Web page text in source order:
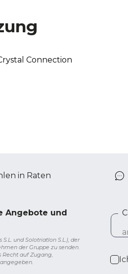
Connection
in Raten
Angebote und
und Solotriatlon S.L.), der
der Gruppe zu senden.
auf Zugang,